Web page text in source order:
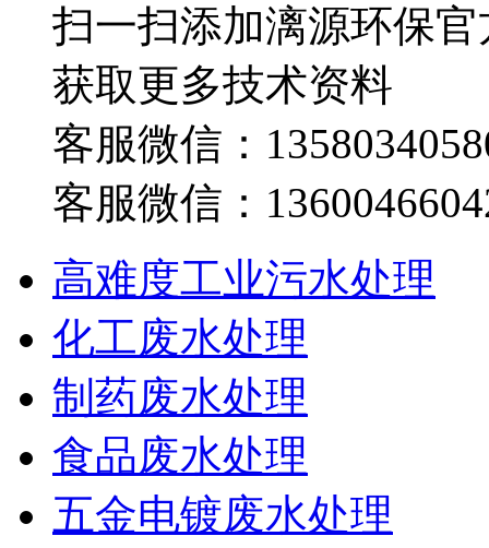
扫一扫添加漓源环保
获取更多技术资料
客服微信：
客服微信：
高难度工业污水处理
化工废水处理
制药废水处理
食品废水处理
五金电镀废水处理